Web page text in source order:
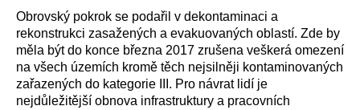
Obrovský pokrok se podařil v dekontaminaci a
rekonstrukci zasažených a evakuovaných oblastí. Zde by
měla být do konce března 2017 zrušena veškerá omezení
na všech územích kromě těch nejsilněji kontaminovaných
zařazených do kategorie III. Pro návrat lidí je
nejdůležitější obnova infrastruktury a pracovních